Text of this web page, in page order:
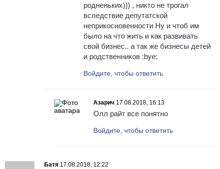
родненьких))) , никто не трогал
вследствие депутатской
неприкосновенности Ну и чтоб им
было на что жить и как развивать
свой бизнес.. а так же бизнесы детей
и родственников :bye:
Войдите, чтобы ответить
Азарич 17.08.2018, 16:13
Олл райт все понятно
Войдите, чтобы ответить
Батя 17.08.2018, 12:22